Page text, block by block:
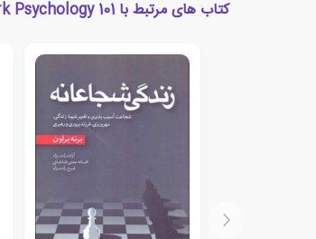
کتاب های مرتبط با Dark Psychology 101